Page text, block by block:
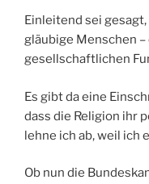
Einleitend sei
gläubige Menschen
gesellschaftlichen
Es gibt da eine
dass die Religion ihr
lehne ich ab, weil ich
Ob nun die